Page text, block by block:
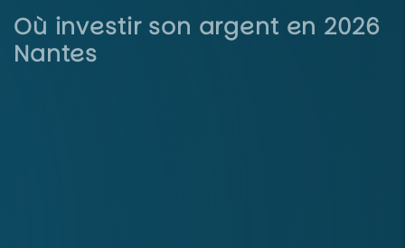
Où investir son argent en 2026
Nantes